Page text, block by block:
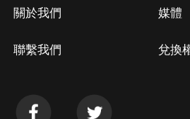
關於我們
聯繫我們
媒體
兌換